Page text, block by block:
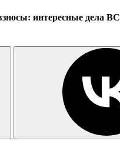
интересные дела ВС